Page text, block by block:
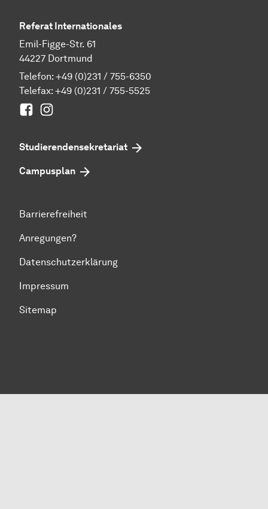
Referat Internationales
Emil-Figge-Str. 61
44227 Dortmund
Telefon: +49 (0)231 / 755-6350
Telefax: +49 (0)231 / 755-5525
Facebook
Studierenden­sekretariat
Campusplan
Barrierefreiheit
Anregungen?
Datenschutzerklärung
Impressum
Sitemap